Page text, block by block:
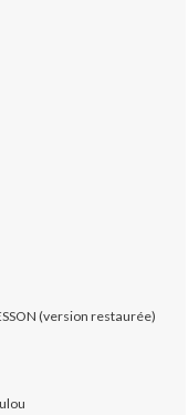
(version restaurée)